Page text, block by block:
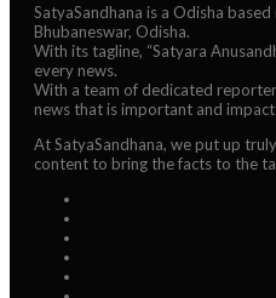
SatyaSandhana is a Odisha
Bhubaneswar, Odisha.
With its tagline, “Satyara
every news.
With a team of dedicated
news that is important and
At SatyaSandhana, we put up
content to bring the facts to the